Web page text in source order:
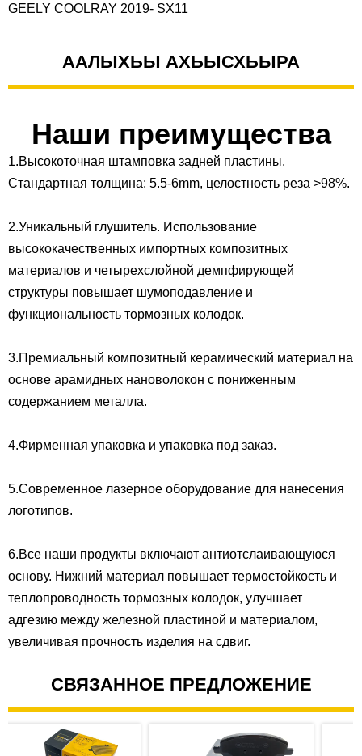
GEELY COOLRAY 2019- SX11
ААЛЫХЬЫ АХЬЫСХЬЫРА
Наши преимущества
1.Высокоточная штамповка задней пластины.
Стандартная толщина: 5.5-6mm, целостность реза >98%.
2.Уникальный глушитель. Использование
высококачественных импортных композитных
материалов и четырехслойной демпфирующей
структуры повышает шумоподавление и
функциональность тормозных колодок.
3.Премиальный композитный керамический материал на
основе арамидных нановолокон с пониженным
содержанием металла.
4.Фирменная упаковка и упаковка под заказ.
5.Современное лазерное оборудование для нанесения
логотипов.
6.Все наши продукты включают антиотслаивающуюся
основу. Нижний материал повышает термостойкость и
теплопроводность тормозных колодок, улучшает
адгезию между железной пластиной и материалом,
увеличивая прочность изделия на сдвиг.
СВЯЗАННОЕ ПРЕДЛОЖЕНИЕ